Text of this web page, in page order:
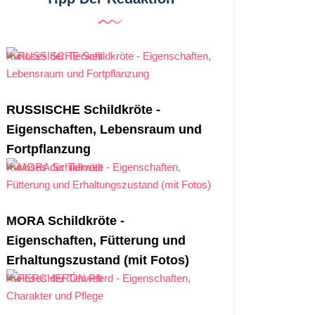
Kurioses der Tierwelt
RUSSISCHE Schildkröte -
Eigenschaften, Lebensraum und
Fortpflanzung
Kurioses der Tierwelt
MORA Schildkröte -
Eigenschaften, Fütterung und
Erhaltungszustand (mit Fotos)
Kurioses der Tierwelt